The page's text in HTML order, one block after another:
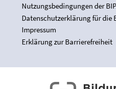
Nutzungsbedingungen der
Datenschutzerklärung für die
Impressum
Erklärung zur Barrierefreiheit